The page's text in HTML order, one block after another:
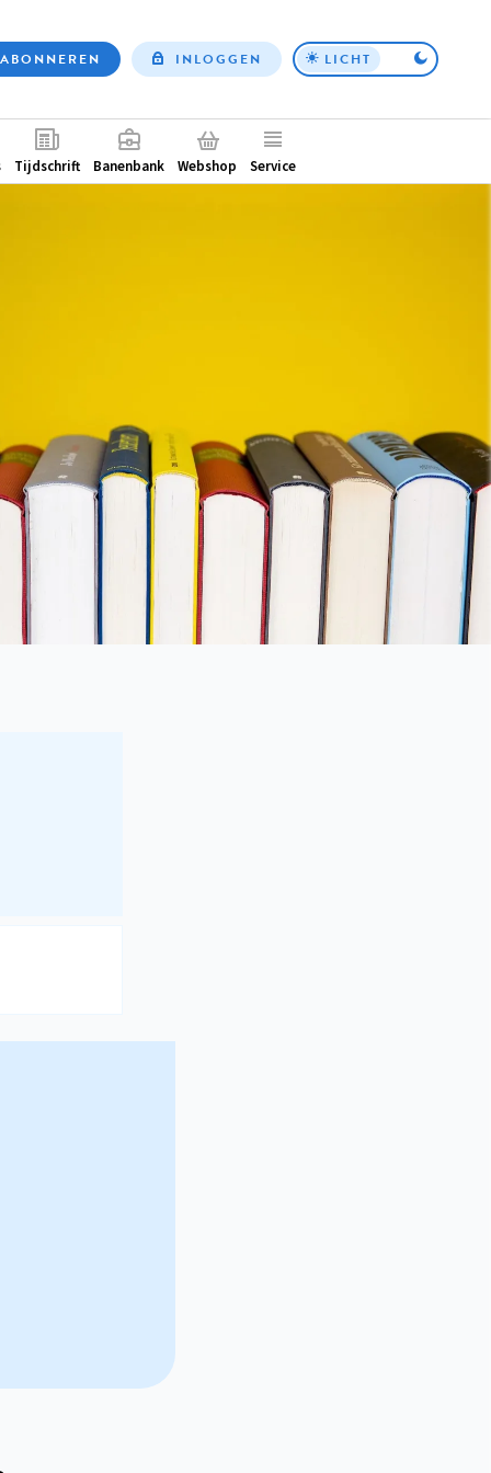
Top
ABONNEREN INLOGGEN LICHT
Tijdschrift Banenbank Webshop Service